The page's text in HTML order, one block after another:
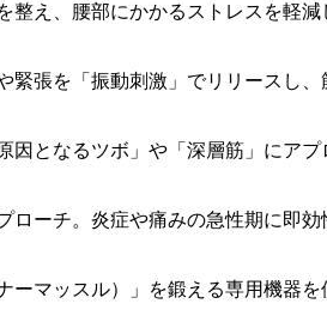
え、腰部にかかるストレスを軽減
緊張を「振動刺激」でリリースし、
因となるツボ」や「深層筋」にア
ーチ。炎症や痛みの急性期に即
ーマッスル）」を鍛える専用機器